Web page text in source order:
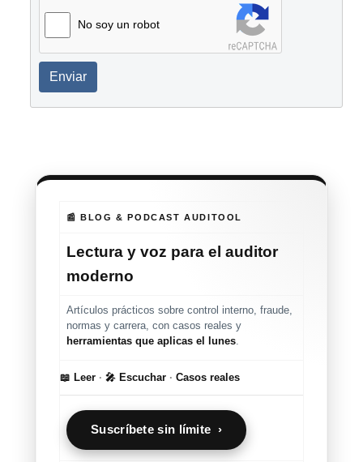
No soy un robot
Enviar
📰 BLOG & PODCAST AUDITOOL
Lectura y voz para el auditor
moderno
Artículos prácticos sobre control interno, fraude,
normas y carrera, con casos reales y
herramientas que aplicas el lunes.
📖 Leer · 🎤 Escuchar · Casos reales
Suscríbete sin límite ›